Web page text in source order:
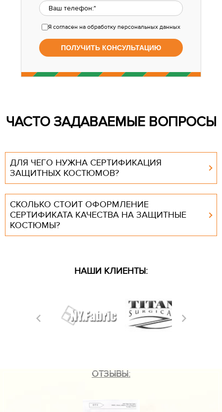
Я согласен на обработку персональных данных
ЧАСТО ЗАДАВАЕМЫЕ ВОПРОСЫ
ДЛЯ ЧЕГО НУЖНА СЕРТИФИКАЦИЯ
ЗАЩИТНЫХ КОСТЮМОВ?
СКОЛЬКО СТОИТ ОФОРМЛЕНИЕ
СЕРТИФИКАТА КАЧЕСТВА НА ЗАЩИТНЫЕ
КОСТЮМЫ?
НАШИ КЛИЕНТЫ:
ОТЗЫВЫ: